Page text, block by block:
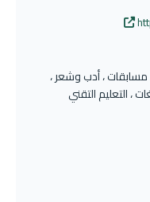
، مسابقات ، أدب وشعر ،
، التعليم التقني